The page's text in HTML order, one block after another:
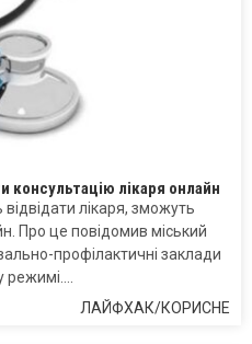
лікаря онлайн
лікаря, зможуть
Про це повідомив міський
профілактичні заклади
ЛАЙФХАК/КОРИСНЕ